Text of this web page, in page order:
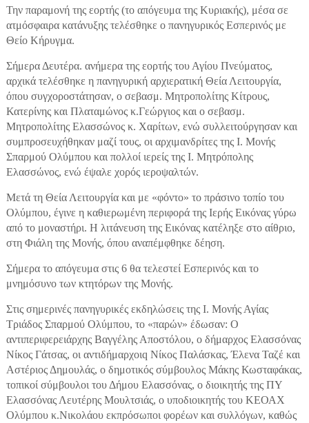
Την παραμονή της εορτής (το απόγευμα της Κυριακής), μέσα σε
ατμόσφαιρα κατάνυξης τελέσθηκε ο πανηγυρικός Εσπερινός με
Θείο Κήρυγμα.
Σήμερα Δευτέρα. ανήμερα της εορτής του Αγίου Πνεύματος,
αρχικά τελέσθηκε η πανηγυρική αρχιερατική Θεία Λειτουργία,
όπου συγχοροστάτησαν, ο σεβασμ. Μητροπολίτης Κίτρους,
Κατερίνης και Πλαταμώνος κ.Γεώργιος και ο σεβασμ.
Μητροπολίτης Ελασσώνος κ. Χαρίτων, ενώ συλλειτούργησαν και
συμπροσευχήθηκαν μαζί τους, οι αρχιμανδρίτες της Ι. Μονής
Σπαρμού Ολύμπου και πολλοί ιερείς της Ι. Μητρόπολης
Ελασσώνος, ενώ έψαλε χορός ιεροψαλτών.
Μετά τη Θεία Λειτουργία και με «φόντο» το πράσινο τοπίο του
Ολύμπου, έγινε η καθιερωμένη περιφορά της Ιερής Εικόνας γύρω
από το μοναστήρι. Η λιτάνευση της Εικόνας κατέληξε στο αίθριο,
στη Φιάλη της Μονής, όπου αναπέμφθηκε δέηση.
Σήμερα το απόγευμα στις 6 θα τελεστεί Εσπερινός και το
μνημόσυνο των κτητόρων της Μονής.
Στις σημερινές πανηγυρικές εκδηλώσεις της Ι. Μονής Αγίας
Τριάδος Σπαρμού Ολύμπου, το «παρών» έδωσαν: Ο
αντιπεριφερειάρχης Βαγγέλης Αποστόλου, ο δήμαρχος Ελασσόνας
Νίκος Γάτσας, οι αντιδήμαρχοιq Νίκος Παλάσκας, Έλενα Ταζέ και
Αστέριος Δημουλάς, ο δημοτικός σύμβουλος Μάκης Κωσταφάκας,
τοπικοί σύμβουλοι του Δήμου Ελασσόνας, ο διοικητής της ΠΥ
Ελασσόνας Λευτέρης Μουλτσιάς, ο υποδιοικητής του ΚΕΟΑΧ
Ολύμπου κ.Νικολάου εκπρόσωποι φορέων και συλλόγων, καθώς